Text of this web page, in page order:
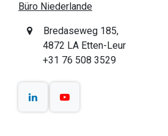
Büro Niederlande
Bredaseweg 185,
4872 LA Etten-Leur
+31 76 508 3529